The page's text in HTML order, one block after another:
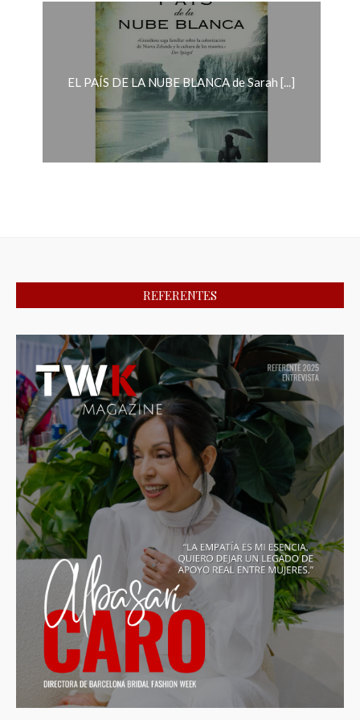
EL PAÍS DE LA NUBE BLANCA de Sarah [...]
REFERENTES